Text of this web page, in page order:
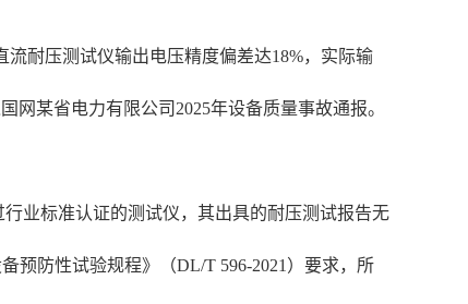
耐压测试仪输出电压精度偏差达18%，实际输
某省电力有限公司2025年设备质量事故通报。
业标准认证的测试仪，其出具的耐压测试报告无
预防性试验规程》（DL/T 596-2021）要求，所